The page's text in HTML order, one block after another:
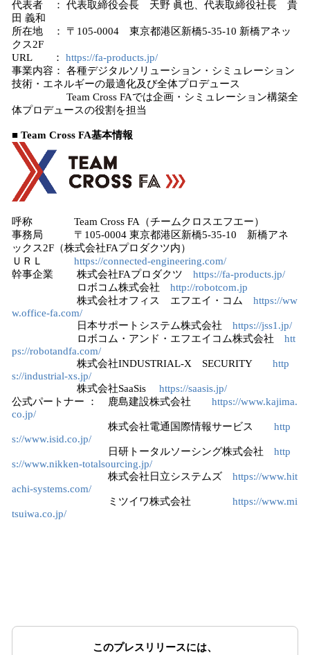
代表者 ： 代表取締役会長 天野 眞也、代表取締役社長 貴
田 義和
所在地 ： 〒105-0004 東京都港区新橋5-35-10 新橋アネッ
クス2F
URL ： https://fa-products.jp/
事業内容： 各種デジタルソリューション・シミュレーション
技術・エネルギーの最適化及び全体プロデュース
Team Cross FAでは企画・シミュレーション構築全
体プロデュースの役割を担当
■ Team Cross FA基本情報
呼称 Team Cross FA（チームクロスエフエー）
事務局 〒105-0004 東京都港区新橋5-35-10 新橋アネ
ックス2F（株式会社FAプロダクツ内）
ＵＲＬ https://connected-engineering.com/
幹事企業 株式会社FAプロダクツ https://fa-products.jp/
ロボコム株式会社 http://robotcom.jp
株式会社オフィス エフエイ・コム https://ww
w.office-fa.com/
日本サポートシステム株式会社 https://jss1.jp/
ロボコム・アンド・エフエイコム株式会社 htt
ps://robotandfa.com/
株式会社INDUSTRIAL-X SECURITY http
s://industrial-xs.jp/
株式会社SaaSis https://saasis.jp/
公式パートナー ： 鹿島建設株式会社 https://www.kajima.
co.jp/
株式会社電通国際情報サービス http
s://www.isid.co.jp/
日研トータルソーシング株式会社 http
s://www.nikken-totalsourcing.jp/
株式会社日立システムズ https://www.hit
achi-systems.com/
ミツイワ株式会社 https://www.mi
tsuiwa.co.jp/
このプレスリリースには、